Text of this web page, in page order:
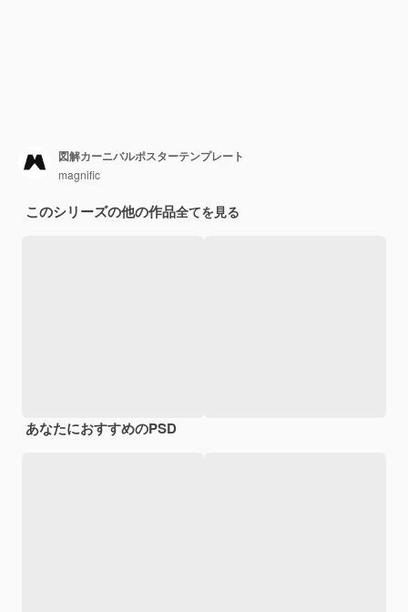
図解カーニバルポスターテンプレート
magnific
このシリーズの他の作品全てを見る
あなたにおすすめのPSD